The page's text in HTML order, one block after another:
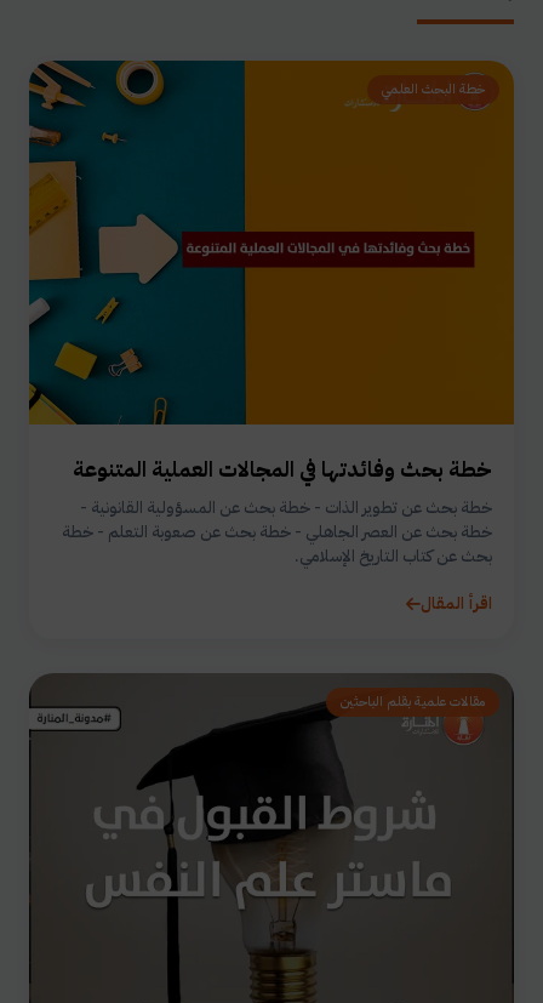
خطة البحث العلمي
خطة بحث وفائدتها في المجالات العملية المتنوعة
خطة بحث عن تطوير الذات - خطة بحث عن المسؤولية القانونية -
خطة بحث عن العصر الجاهلي - خطة بحث عن صعوبة التعلم - خطة
بحث عن كتاب التاريخ الإسلامي.
اقرأ المقال
مقالات علمية بقلم الباحثين